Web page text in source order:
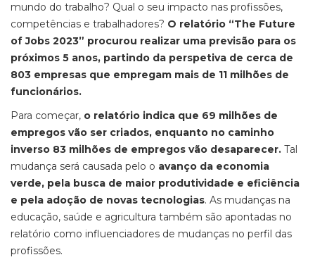
mundo do trabalho? Qual o seu impacto nas profissões,
competências e trabalhadores? O relatório “The Future
of Jobs 2023” procurou realizar uma previsão para os
próximos 5 anos, partindo da perspetiva de cerca de
803 empresas que empregam mais de 11 milhões de
funcionários.
Para começar, o relatório indica que 69 milhões de
empregos vão ser criados, enquanto no caminho
inverso 83 milhões de empregos vão desaparecer. Tal
mudança será causada pelo o avanço da economia
verde, pela busca de maior produtividade e eficiência
e pela adoção de novas tecnologias. As mudanças na
educação, saúde e agricultura também são apontadas no
relatório como influenciadores de mudanças no perfil das
profissões.